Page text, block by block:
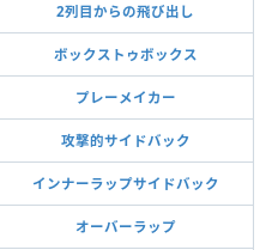
2列目からの飛び出し
ボックストゥボックス
プレーメイカー
攻撃的サイドバック
インナーラップサイドバック
オーバーラップ